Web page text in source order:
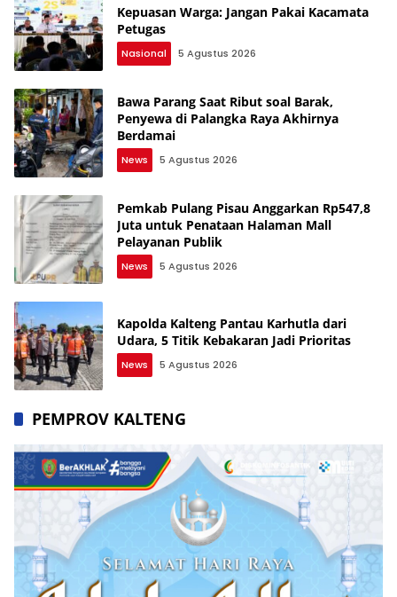
Kepuasan Warga: Jangan Pakai Kacamata
Petugas
Nasional 5 Agustus 2026
Bawa Parang Saat Ribut soal Barak,
Penyewa di Palangka Raya Akhirnya
Berdamai
News 5 Agustus 2026
Pemkab Pulang Pisau Anggarkan Rp547,8
Juta untuk Penataan Halaman Mall
Pelayanan Publik
News 5 Agustus 2026
Kapolda Kalteng Pantau Karhutla dari
Udara, 5 Titik Kebakaran Jadi Prioritas
News 5 Agustus 2026
PEMPROV KALTENG